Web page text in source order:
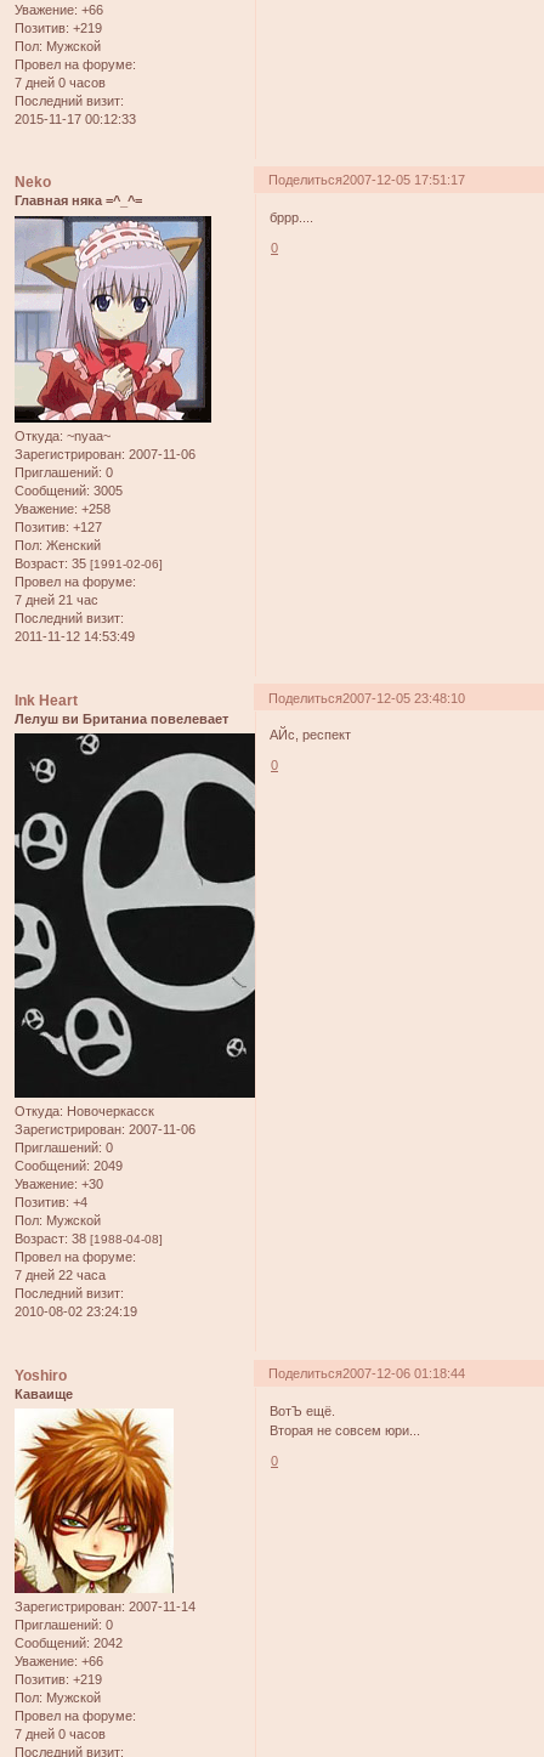
Уважение: +66
Позитив: +219
Пол: Мужской
Провел на форуме:
7 дней 0 часов
Последний визит:
2015-11-17 00:12:33
Поделиться2007-12-05 17:51:17
Neko
Главная няка =^_^=
Откуда: ~nyaa~
Зарегистрирован: 2007-11-06
Приглашений: 0
Сообщений: 3005
Уважение: +258
Позитив: +127
Пол: Женский
Возраст: 35 [1991-02-06]
Провел на форуме:
7 дней 21 час
Последний визит:
2011-11-12 14:53:49
бррр....
0
Поделиться2007-12-05 23:48:10
Ink Heart
Лелуш ви Британиа повелевает
Откуда: Новочеркасск
Зарегистрирован: 2007-11-06
Приглашений: 0
Сообщений: 2049
Уважение: +30
Позитив: +4
Пол: Мужской
Возраст: 38 [1988-04-08]
Провел на форуме:
7 дней 22 часа
Последний визит:
2010-08-02 23:24:19
АЙс, респект
0
Поделиться2007-12-06 01:18:44
Yoshiro
Каваище
Зарегистрирован: 2007-11-14
Приглашений: 0
Сообщений: 2042
Уважение: +66
Позитив: +219
Пол: Мужской
Провел на форуме:
7 дней 0 часов
Последний визит:
ВотЪ ещё.
Вторая не совсем юри...
0